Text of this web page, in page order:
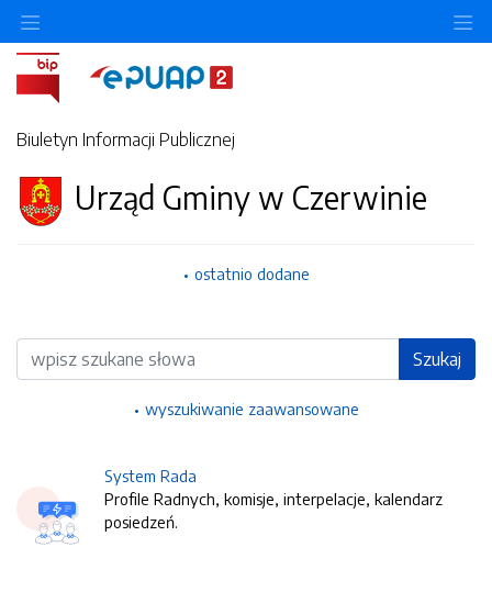
Biuletyn Informacji Publicznej
Urząd Gminy w Czerwinie
ostatnio dodane
Wyszukiwarka Szukaj
wyszukiwanie zaawansowane
System Rada
Profile Radnych, komisje, interpelacje, kalendarz
posiedzeń.